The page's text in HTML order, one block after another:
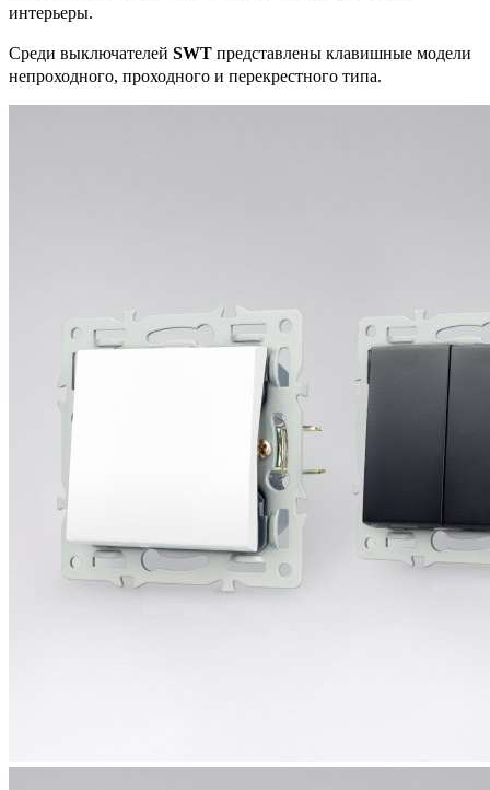
интерьеры.
Среди выключателей SWT представлены клавишные модели
непроходного, проходного и перекрестного типа.